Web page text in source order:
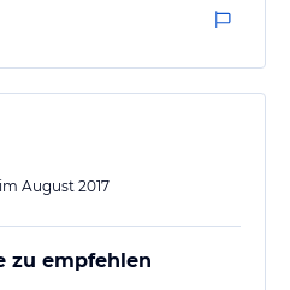
war es angenehm
August 2017
zu empfehlen